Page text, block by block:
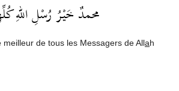
محمدٌ خَيْرُ رُسْلِ اللهِ
meilleur de tous les Messagers de Allah